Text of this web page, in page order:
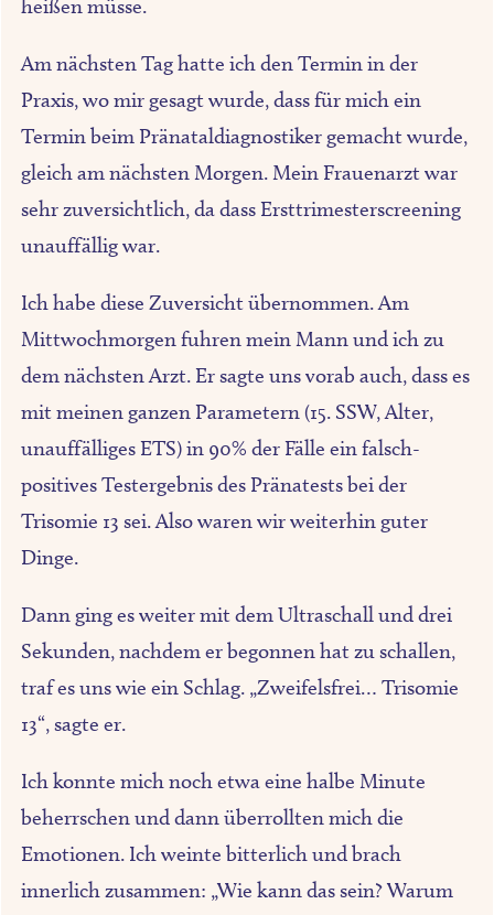
heißen müsse.
Am nächsten Tag hatte ich den Termin in der
Praxis, wo mir gesagt wurde, dass für mich ein
Termin beim Pränataldiagnostiker gemacht wurde,
gleich am nächsten Morgen. Mein Frauenarzt war
sehr zuversichtlich, da dass Ersttrimesterscreening
unauffällig war.
Ich habe diese Zuversicht übernommen. Am
Mittwochmorgen fuhren mein Mann und ich zu
dem nächsten Arzt. Er sagte uns vorab auch, dass es
mit meinen ganzen Parametern (15. SSW, Alter,
unauffälliges ETS) in 90% der Fälle ein falsch-
positives Testergebnis des Pränatests bei der
Trisomie 13 sei. Also waren wir weiterhin guter
Dinge.
Dann ging es weiter mit dem Ultraschall und drei
Sekunden, nachdem er begonnen hat zu schallen,
traf es uns wie ein Schlag. „Zweifelsfrei… Trisomie
13“, sagte er.
Ich konnte mich noch etwa eine halbe Minute
beherrschen und dann überrollten mich die
Emotionen. Ich weinte bitterlich und brach
innerlich zusammen: „Wie kann das sein? Warum